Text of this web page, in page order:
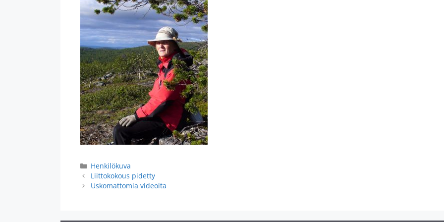
Henkilökuva
Liittokokous pidetty
Uskomattomia videoita